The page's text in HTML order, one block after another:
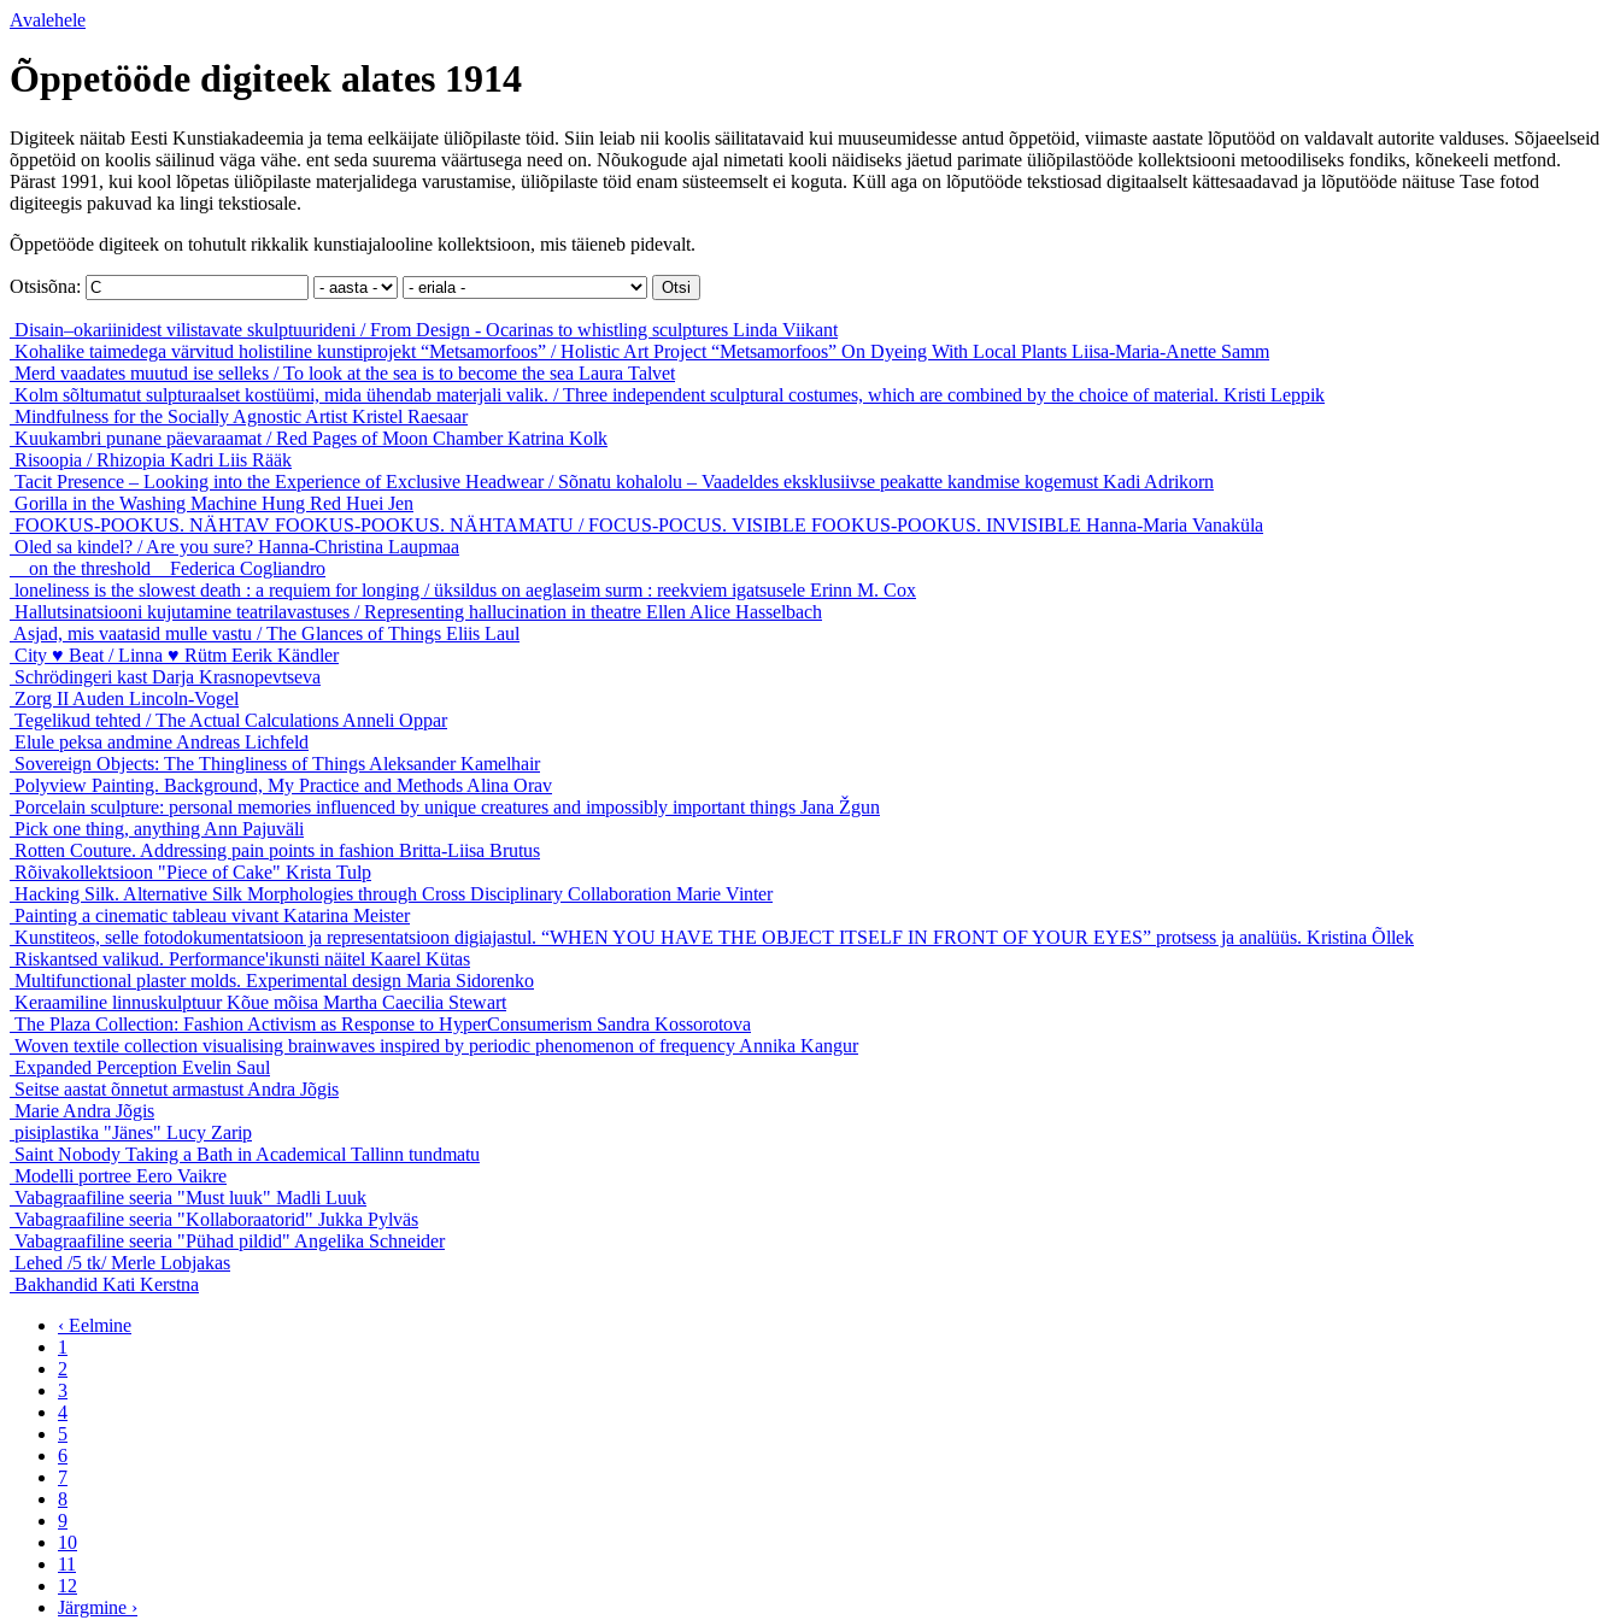
Avalehele
Õppetööde digiteek alates 1914
Digiteek näitab Eesti Kunstiakadeemia ja tema eelkäijate üliõpilaste töid. Siin leiab nii koolis säilitatavaid kui muuseumidesse antud õppetöid, viimaste aastate lõputööd on valdavalt autorite valduses. Sõjaeelseid
õppetöid on koolis säilinud väga vähe. ent seda suurema väärtusega need on. Nõukogude ajal nimetati kooli näidiseks jäetud parimate üliõpilastööde kollektsiooni metoodiliseks fondiks, kõnekeeli metfond.
Pärast 1991, kui kool lõpetas üliõpilaste materjalidega varustamise, üliõpilaste töid enam süsteemselt ei koguta. Küll aga on lõputööde tekstiosad digitaalselt kättesaadavad ja lõputööde näituse Tase fotod
digiteegis pakuvad ka lingi tekstiosale.
Õppetööde digiteek on tohutult rikkalik kunstiajalooline kollektsioon, mis täieneb pidevalt.
Otsisõna:
Disain–okariinidest vilistavate skulptuurideni / From Design - Ocarinas to whistling sculptures Linda Viikant
Kohalike taimedega värvitud holistiline kunstiprojekt “Metsamorfoos” / Holistic Art Project “Metsamorfoos” On Dyeing With Local Plants Liisa-Maria-Anette Samm
Merd vaadates muutud ise selleks / To look at the sea is to become the sea Laura Talvet
Kolm sõltumatut sulpturaalset kostüümi, mida ühendab materjali valik. / Three independent sculptural costumes, which are combined by the choice of material. Kristi Leppik
Mindfulness for the Socially Agnostic Artist Kristel Raesaar
Kuukambri punane päevaraamat / Red Pages of Moon ChamberKatrina Kolk
Risoopia / Rhizopia Kadri Liis Rääk
Tacit Presence – Looking into the Experience of Exclusive Headwear / Sõnatu kohalolu – Vaadeldes eksklusiivse peakatte kandmise kogemust Kadi Adrikorn
Gorilla in the Washing Machine Hung Red Huei Jen
FOOKUS-POOKUS. NÄHTAV FOOKUS-POOKUS. NÄHTAMATU / FOCUS-POCUS. VISIBLE FOOKUS-POOKUS. INVISIBLE Hanna-Maria Vanaküla
Oled sa kindel? / Are you sure? Hanna-Christina Laupmaa
_ on the threshold _ Federica Cogliandro
loneliness is the slowest death : a requiem for longing / üksildus on aeglaseim surm : reekviem igatsusele Erinn M. Cox
Hallutsinatsiooni kujutamine teatrilavastuses / Representing hallucination in theatre Ellen Alice Hasselbach
Asjad, mis vaatasid mulle vastu / The Glances of Things Eliis Laul
City ♥ Beat / Linna ♥ Rütm Eerik Kändler
Schrödingeri kast Darja Krasnopevtseva
Zorg II Auden Lincoln-Vogel
Tegelikud tehted / The Actual Calculations Anneli Oppar
Elule peksa andmine Andreas Lichfeld
Sovereign Objects: The Thingliness of Things Aleksander Kamelhair
Polyview Painting. Background, My Practice and Methods Alina Orav
Porcelain sculpture: personal memories influenced by unique creatures and impossibly important things Jana Žgun
Pick one thing, anything Ann Pajuväli
Rotten Couture. Addressing pain points in fashion Britta-Liisa Brutus
Rõivakollektsioon "Piece of Cake" Krista Tulp
Hacking Silk. Alternative Silk Morphologies through Cross Disciplinary Collaboration Marie Vinter
Painting a cinematic tableau vivant Katarina Meister
Kunstiteos, selle fotodokumentatsioon ja representatsioon digiajastul. “WHEN YOU HAVE THE OBJECT ITSELF IN FRONT OF YOUR EYES” protsess ja analüüs. Kristina Õllek
Riskantsed valikud. Performance'ikunsti näitel Kaarel Kütas
Multifunctional plaster molds. Experimental design Maria Sidorenko
Keraamiline linnuskulptuur Kõue mõisa Martha Caecilia Stewart
The Plaza Collection: Fashion Activism as Response to Hyper­Consumerism Sandra Kossorotova
Woven textile collection visualising brainwaves inspired by periodic phenomenon of frequency Annika Kangur
Expanded Perception Evelin Saul
Seitse aastat õnnetut armastust Andra Jõgis
Marie Andra Jõgis
pisiplastika "Jänes" Lucy Zarip
Saint Nobody Taking a Bath in Academical Tallinn tundmatu
Modelli portree Eero Vaikre
Vabagraafiline seeria "Must luuk" Madli Luuk
Vabagraafiline seeria "Kollaboraatorid" Jukka Pylväs
Vabagraafiline seeria "Pühad pildid" Angelika Schneider
Lehed /5 tk/Merle Lobjakas
Bakhandid Kati Kerstna
‹ Eelmine
1
2
3
4
5
6
7
8
9
10
11
12
Järgmine ›